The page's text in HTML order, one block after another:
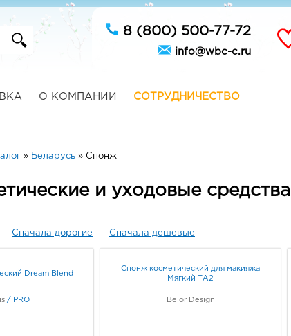
8 (800) 500-77-72
info@wbc-c.ru
О КОМПАНИИ СОТРУДНИЧЕСТВО
» Беларусь» Спонж
и уходовые средства
Сначала дорогие Сначала дешевые
Dream Blend
/ PRO
Спонж косметический для макияжа
Мягкий ТА2
Belor Design